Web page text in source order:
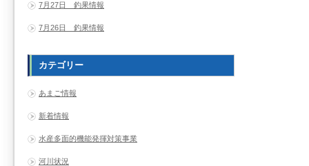
7月27日 釣果情報
7月26日 釣果情報
カテゴリー
あまご情報
新着情報
水産多面的機能発揮対策事業
河川状況